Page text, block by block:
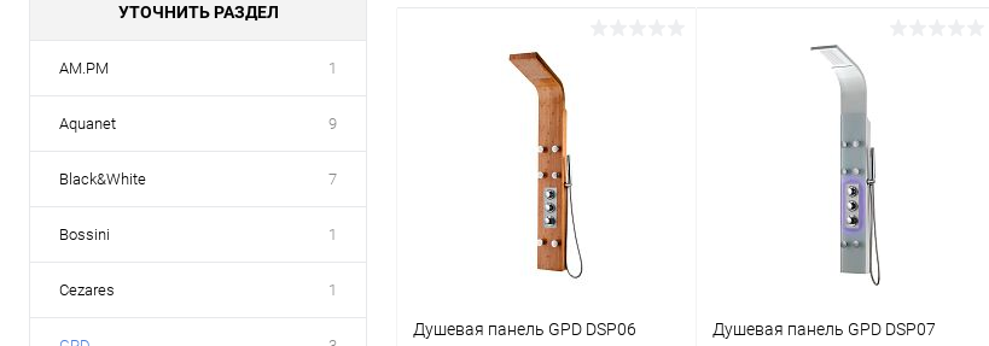
УТОЧНИТЬ РАЗДЕЛ
AM.PM 1
Aquanet 9
Black&White 7
Bossini 1
Cezares 1
Душевая панель GPD DSP06 Душевая панель GPD DSP07